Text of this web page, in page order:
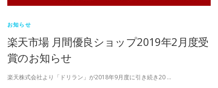
お知らせ
楽天市場 月間優良ショップ2019年2月度受
賞のお知らせ
楽天株式会社より「ドリラン」が2018年9月度に引き続き20 …